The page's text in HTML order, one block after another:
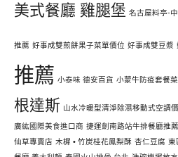
美式餐廳 雞腿堡 名古屋料亭-
推薦 好事成雙煎餅果子菜單價位 好事成雙豆漿
推薦 小泰味 德安百貨 小蒙牛防疫套餐
根達斯 山水冷暖型清淨除濕移動式空調
廣紘國際美食進口商 捷運劍南路站牛排餐廳推薦
仙草專賣店 木樨 • 竹炭桂花鳳梨酥 杏仁豆腐 東